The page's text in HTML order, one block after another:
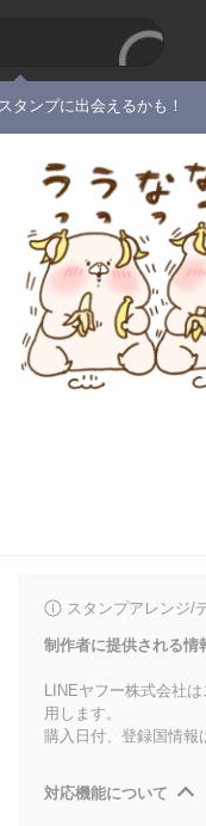
タンプに出会えるかも！
スタンプアレンジ/
制作者に提供される情
LINEヤフー株式会社
用します。
購入日付、登録国情報
対応機能について